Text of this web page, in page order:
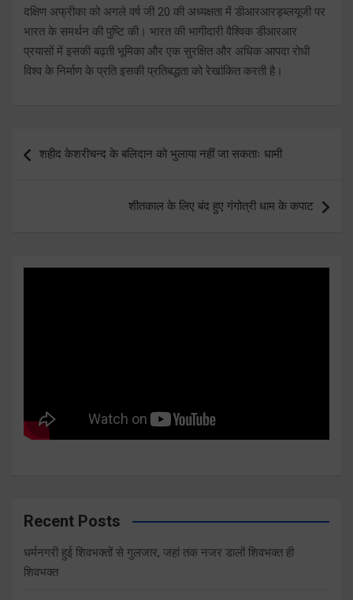
दक्षिण अफ्रीका को अगले वर्ष जी 20 की अध्यक्षता में डीआरआरड्ब्लयूजी पर
भारत के समर्थन की पुष्टि की। भारत की भागीदारी वैश्विक डीआरआर
प्रयासों में इसकी बढ़ती भूमिका और एक सुरक्षित और अधिक आपदा रोधी
विश्व के निर्माण के प्रति इसकी प्रतिबद्धता को रेखांकित करती है।
navigation
शहीद केशरीचन्द के बलिदान को भुलाया नहीं जा सकताः धामी
शीतकाल के लिए बंद हुए गंगोत्री धाम के कपाट
Recent Posts
धर्मनगरी हुई शिवभक्तों से गुलजार, जहां तक नजर डालों शिवभक्त ही
शिवभक्त